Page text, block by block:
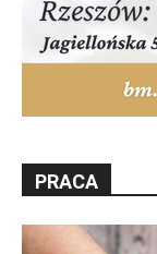
PRACA